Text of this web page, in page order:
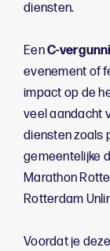
diensten.
EenC-
evenement of
impact op de
veel aandacht
diensten zoals
gemeentelijke
Marathon
Rotterdam
Voordat je